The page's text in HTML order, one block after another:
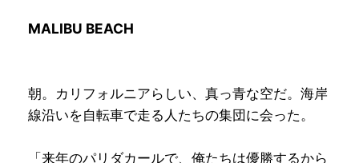
MALIBU BEACH
朝。カリフォルニアらしい、真っ青な空だ。海岸
線沿いを自転車で走る人たちの集団に会った。
「来年のパリダカールで、俺たちは優勝するから